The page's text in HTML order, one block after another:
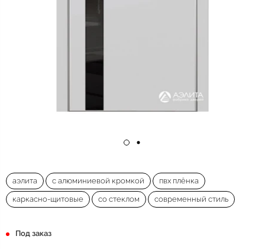
аэлита с алюминиевой кромкой пвх плёнка
каркасно-щитовые со стеклом современный стиль
Под заказ